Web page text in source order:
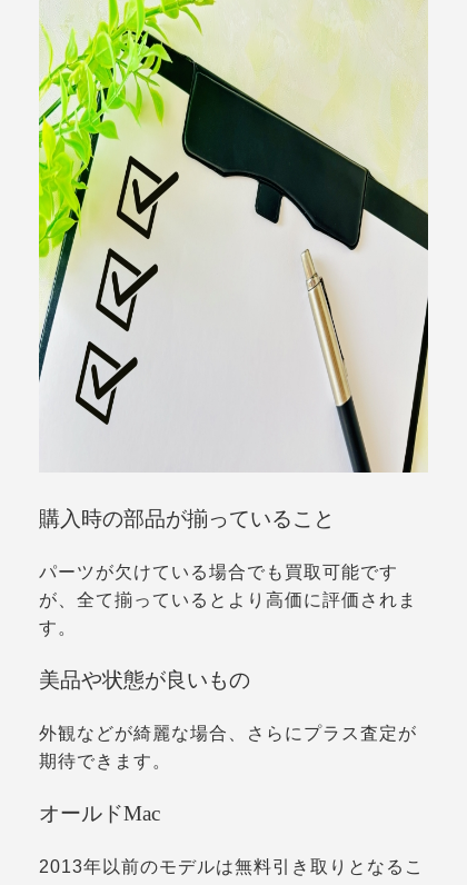
購入時の部品が揃っていること
パーツが欠けている場合でも買取可能です
が、全て揃っているとより高価に評価されま
す。
美品や状態が良いもの
外観などが綺麗な場合、さらにプラス査定が
期待できます。
オールドMac
2013年以前のモデルは無料引き取りとなるこ